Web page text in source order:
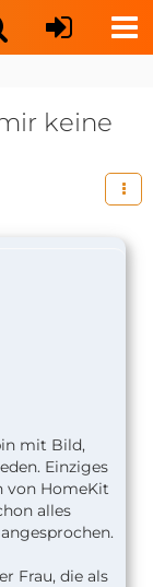
keine
mit Bild,
Einziges
von HomeKit
alles
Frau, die als